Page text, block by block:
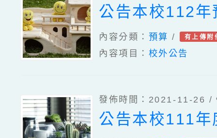
公告本校112年
內容分類： 預算 / 有上傳附
內容項目： 校外公告
發佈時間：2021-11-26 /
公告本校111年